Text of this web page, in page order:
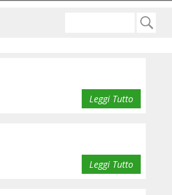
Leggi Tutto
Leggi Tutto